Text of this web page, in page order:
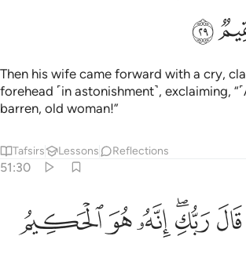
ﳜ
Then his wife came forward with a cry,
forehead ˹in astonishment˺, exclaiming,
barren, old woman!”
Tafsirs Lessons Reflections
51:30
هو الحكيم العليم ٣٠
إِنَّهُۥ هُوَ ٱلْحَكِيمُ ٱلْعَلِيمُ ٣٠ﳟﳠﳡﳢﳣﳤ